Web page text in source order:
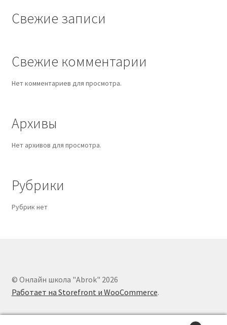
Свежие записи
Свежие комментарии
Нет комментариев для просмотра.
Архивы
Нет архивов для просмотра.
Рубрики
Рубрик нет
© Онлайн школа "Abrok" 2026
Работает на Storefront и WooCommerce.